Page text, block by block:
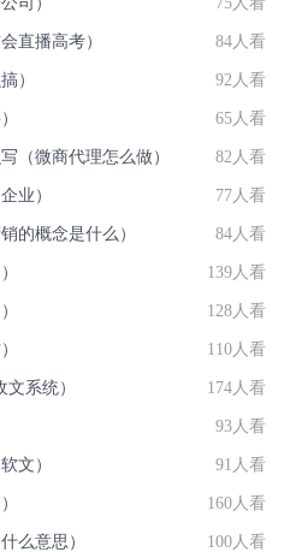
直播高考） 84人看
） 92人看
65人看
（微商代理怎么做） 82人看
业） 77人看
的概念是什么） 84人看
139人看
128人看
110人看
系统） 174人看
93人看
文） 91人看
160人看
么意思） 100人看